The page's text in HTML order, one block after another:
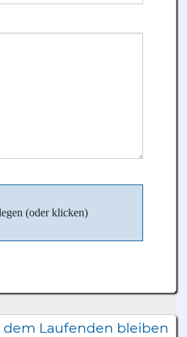
(oder klicken)
dem Laufenden bleiben